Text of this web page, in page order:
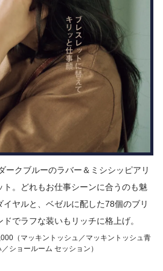
ークブルーのラバー＆ミシシッピアリ
。どれもお仕事シーンに合うのも魅
ヤルと、ベゼルに配した78個のブリ
でラフな装いもリッチに格上げ。
（マッキントッシュ／マッキントッシュ青
ショールーム セッション）